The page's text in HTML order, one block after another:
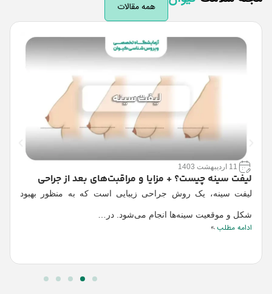
همه مقالات
11 اردیبهشت 1403
لیفت سینه چیست؟ + مزایا و مراقبت‌های بعد از جراحی
لیفت سینه، یک روش جراحی زیبایی است که به منظور بهبود
شکل و موقعیت سینه‌ها انجام می‌شود. در…
ادامه مطلب